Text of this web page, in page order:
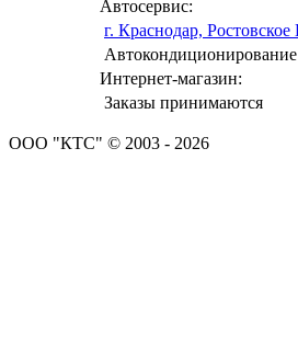
Автосервис:
г. Краснодар,
Автокондиционирование
Интернет-магазин:
Заказы принимаются
ООО "КТС" © 2003 - 2026